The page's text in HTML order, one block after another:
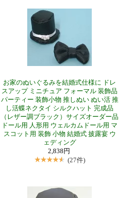
お家のぬいぐるみを結婚式仕様に ドレ
スアップ ミニチュア フォーマル 装飾品
パーティー 装飾小物 推しぬい ぬい活 推
し活蝶ネクタイ シルクハット 完成品
（レザー調ブラック）サイズオーダー品
ドール用 人形用 ウェルカムドール用 マ
スコット用 装飾 小物 結婚式 披露宴 ウ
ェディング
2,838円
(27件)